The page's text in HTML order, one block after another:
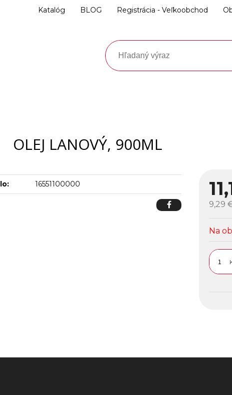
Katalóg BLOG Registrácia - Veľkoobchod
OLEJ LANOVÝ, 900ML
9,29
Na
16551100000